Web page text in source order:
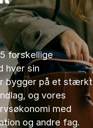
forskellige
hver sin
bygger på et stærkt
og vores
med
og andre fag.